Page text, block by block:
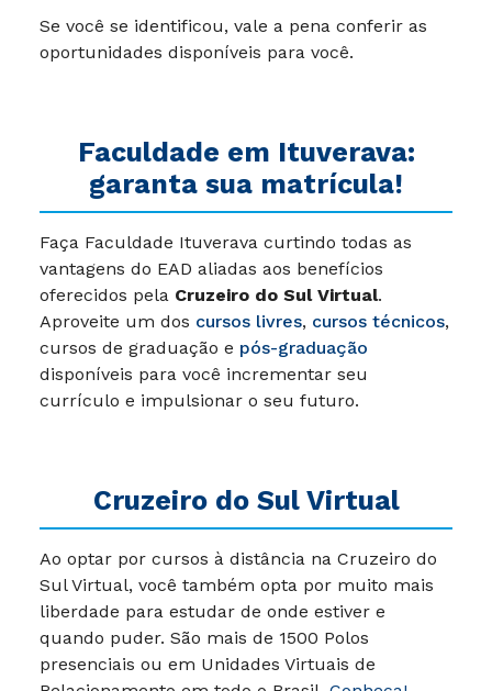
Se você se identificou, vale a pena conferir as
oportunidades disponíveis para você.
Faculdade em Ituverava:
garanta sua matrícula!
Faça Faculdade Ituverava curtindo todas as
vantagens do EAD aliadas aos benefícios
oferecidos pela Cruzeiro do Sul Virtual.
Aproveite um dos cursos livres, cursos técnicos,
cursos de graduação e pós-graduação
disponíveis para você incrementar seu
currículo e impulsionar o seu futuro.
Cruzeiro do Sul Virtual
Ao optar por cursos à distância na Cruzeiro do
Sul Virtual, você também opta por muito mais
liberdade para estudar de onde estiver e
quando puder. São mais de 1500 Polos
presenciais ou em Unidades Virtuais de